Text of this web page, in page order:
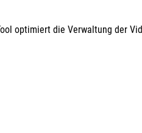
optimiert die Verwaltung der